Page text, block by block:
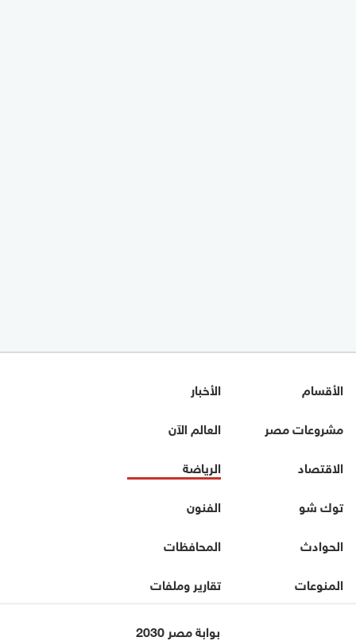
الأقسام
الأخبار
مشروعات مصر
العالم الآن
الاقتصاد
الرياضة
توك شو
الفنون
الحوادث
المحافظات
المنوعات
تقارير وملفات
بوابة مصر 2030